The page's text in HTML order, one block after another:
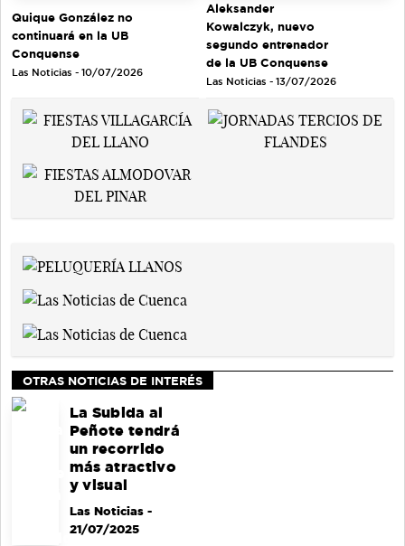
Quique González no
continuará en la UB
Conquense
Las Noticias - 10/07/2026
Aleksander
Kowalczyk, nuevo
segundo entrenador
de la UB Conquense
Las Noticias - 13/07/2026
OTRAS NOTICIAS DE INTERÉS
La Subida al
Peñote tendrá
un recorrido
más atractivo
y visual
Las Noticias-
21/07/2025